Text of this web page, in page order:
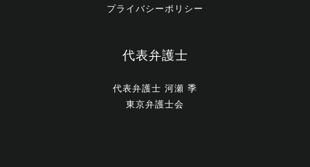
プライバシーポリシー
代表弁護士
代表弁護士 河瀬 季
東京弁護士会